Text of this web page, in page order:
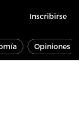
Inscribirse
Opiniones